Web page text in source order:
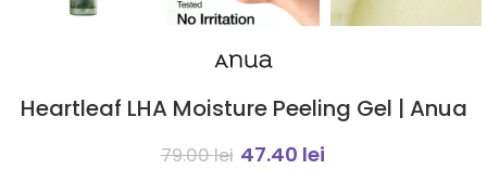
Heartleaf LHA Moisture Peeling Gel | Anua
79.00lei 47.40 lei